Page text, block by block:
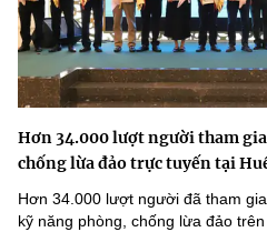
Hơn 34.000 lượt người tham
chống lừa đảo trực tuyến tại
Hơn 34.000 lượt người đã tham
kỹ năng phòng, chống lừa đảo